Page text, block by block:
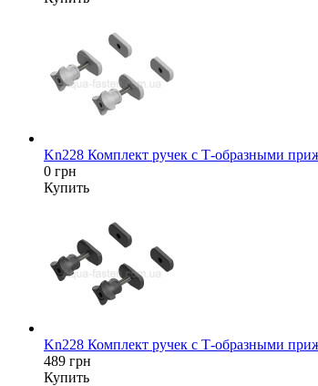
Kn228 Комплект ручек с Т-образными
0 грн
Купить
Kn228 Комплект ручек с Т-образными
489 грн
Купить